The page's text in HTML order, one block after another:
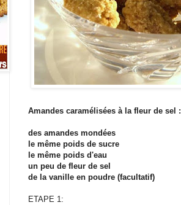
Amandes caramélisées à la fleur de sel :
des amandes mondées
le même poids de sucre
le même poids d'eau
un peu de fleur de sel
de la vanille en poudre (facultatif)
ETAPE 1: